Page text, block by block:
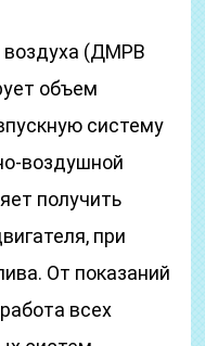
воздуха (ДМРВ
объем
систему
воздушной
получить
при
От показаний
всех